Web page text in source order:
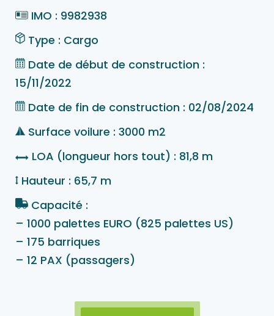
IMO : 9982938
Type : Cargo
Date de début de construction :
15/11/2022
Date de fin de construction : 02/08/2024
Surface voilure : 3000 m2
LOA (longueur hors tout) : 81,8 m
Hauteur : 65,7 m
Capacité :
– 1000 palettes EURO (825 palettes US)
– 175 barriques
– 12 PAX (passagers)